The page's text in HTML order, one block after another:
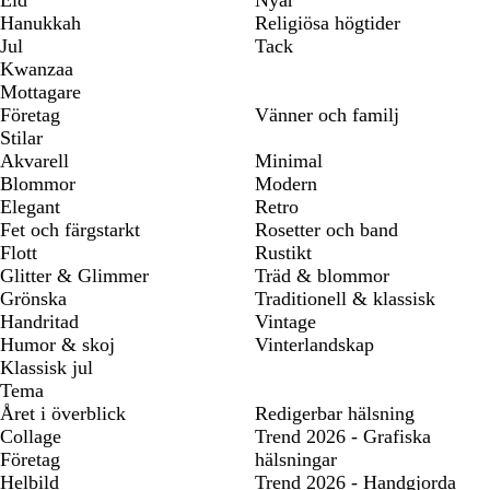
Hanukkah
Jul
Kwanzaa
Religiösa högtider
Tack
Mottagare
Företag
Vänner och familj
Stilar
Akvarell
Blommor
Elegant
Fet och färgstarkt
Flott
Glitter & Glimmer
Grönska
Handritad
Humor & skoj
Klassisk jul
Minimal
Modern
Retro
Rosetter och band
Rustikt
Träd & blommor
Traditionell & klassisk
Vintage
Vinterlandskap
Tema
Året i överblick
Collage
Företag
Helbild
Redigerbar hälsning
Trend 2026 - Grafiska
hälsningar
Trend 2026 - Handgjorda